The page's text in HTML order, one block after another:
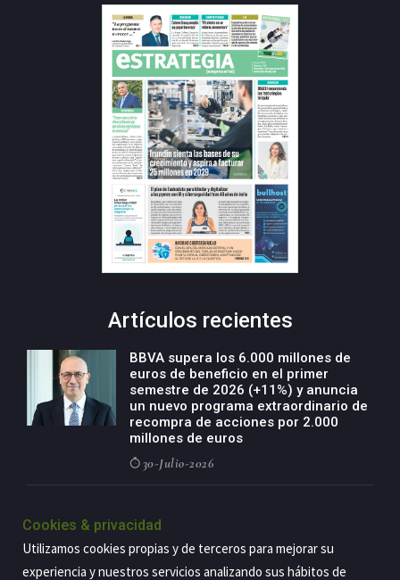
Artículos recientes
BBVA supera los 6.000 millones de
euros de beneficio en el primer
semestre de 2026 (+11%) y anuncia
un nuevo programa extraordinario de
recompra de acciones por 2.000
millones de euros
30-Julio-2026
negocio agro con un modelo global
países
Cookies & privacidad
Utilizamos cookies propias y de terceros para mejorar su
experiencia y nuestros servicios analizando sus hábitos de